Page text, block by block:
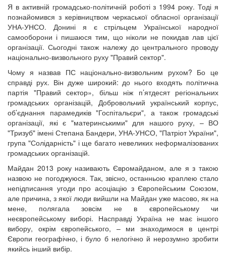
Я в активній громадсько-політичній роботі з 1994 року. Тоді я
познайомився з керівництвом черкаської обласної організації
УНА-УНСО. Донині я є стрільцем Української народної
самооборони і пишаюся тим, що ніколи не покидав лав цієї
організації. Сьогодні також належу до центрального проводу
національно-визвольного руху "Правий сектор".
Чому я назвав ПС національно-визвольним рухом? Бо це
справді рух. Він дуже широкий: до нього входять політична
партія "Правий сектор», більш ніж п’ятдесят регіональних
громадських організацій, Добровольчий український корпус,
об’єднання парамедиків "Госпітальєри", а також громадські
організації, які є "материнськими" для нашого руху, – ВО
"Тризуб" імені Степана Бандери, УНА-УНСО, "Патріот України",
група "Солідарність" і ще багато невеликих неформалізованих
громадських організацій.
Майдан 2013 року називають Євромайданом, але я з такою
назвою не погоджуюся. Так, звісно, останньою краплею стало
непідписання угоди про асоціацію з Європейським Союзом,
але причина, з якої люди вийшли на Майдан уже масово, як на
мене, полягала зовсім не в європейському чи
неєвропейському виборі. Насправді Україна не має іншого
вибору, окрім європейського, – ми знаходимося в центрі
Європи географічно, і було б нелогічно й нерозумно зробити
якийсь інший вибір.